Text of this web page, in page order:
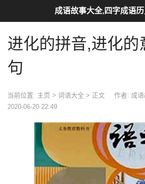
进化的拼音,进化的
句
当前位置: 主页 > 词语大全 > 正文 作者: 成
2020-06-20 22:49
成语故事大全,四字成语